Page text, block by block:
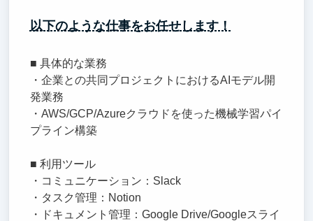
以下のような仕事をお任せします！
■ 具体的な業務
・企業との共同プロジェクトにおけるAIモデル開
発業務
・AWS/GCP/Azureクラウドを使った機械学習パイ
プライン構築
■ 利用ツール
・コミュニケーション：Slack
・タスク管理：Notion
・ドキュメント管理：Google Drive/Googleスライ